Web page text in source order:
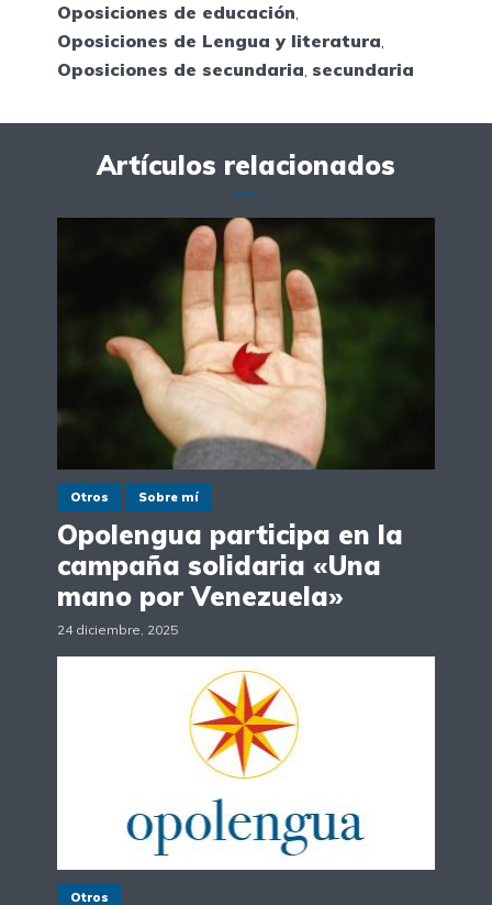
Oposiciones de educación,
Oposiciones de Lengua y literatura,
Oposiciones de secundaria, secundaria
Artículos relacionados
Otros Sobre mí
Opolengua participa en la
campaña solidaria «Una
mano por Venezuela»
24 diciembre, 2025
Otros